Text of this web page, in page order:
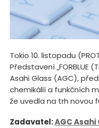
Tokio 10. listopadu
Představení „FORBLUE
Asahi Glass (AGC),
chemikálií a funkčních
že uvedla na trh novou
Zadavatel:AGC Asahi